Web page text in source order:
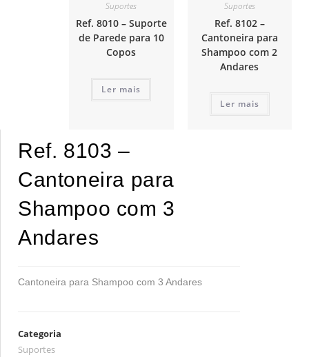
Suportes
Ref. 8010 – Suporte
de Parede para 10
Copos
Ler mais
Suportes
Ref. 8102 –
Cantoneira para
Shampoo com 2
Andares
Ler mais
Ref. 8103 –
Cantoneira para
Shampoo com 3
Andares
Cantoneira para Shampoo com 3 Andares
Categoria
Suportes